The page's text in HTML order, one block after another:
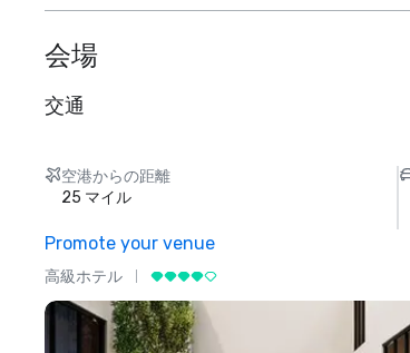
会場
交通
空港からの距離
25 マイル
Promote your venue
高級ホテル